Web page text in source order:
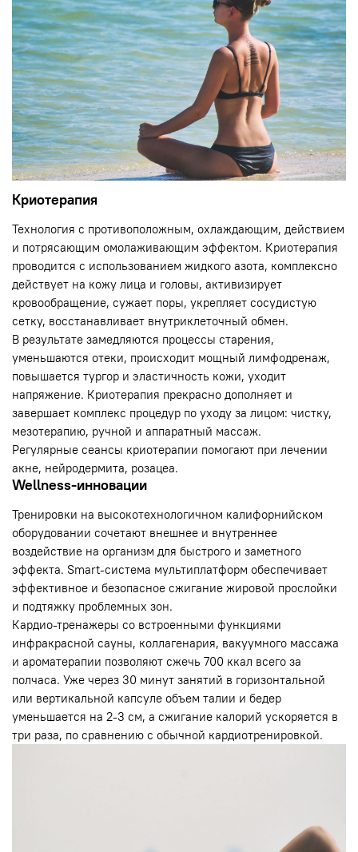
Криотерапия
Технология с противоположным, охлаждающим, действием
и потрясающим омолаживающим эффектом. Криотерапия
проводится с использованием жидкого азота, комплексно
действует на кожу лица и головы, активизирует
кровообращение, сужает поры, укрепляет сосудистую
сетку, восстанавливает внутриклеточный обмен.
В результате замедляются процессы старения,
уменьшаются отеки, происходит мощный лимфодренаж,
повышается тургор и эластичность кожи, уходит
напряжение. Криотерапия прекрасно дополняет и
завершает комплекс процедур по уходу за лицом: чистку,
мезотерапию, ручной и аппаратный массаж.
Регулярные сеансы криотерапии помогают при лечении
акне, нейродермита, розацеа.
Wellness-инновации
Тренировки на высокотехнологичном калифорнийском
оборудовании сочетают внешнее и внутреннее
воздействие на организм для быстрого и заметного
эффекта. Smart-система мультиплатформ обеспечивает
эффективное и безопасное сжигание жировой прослойки
и подтяжку проблемных зон.
Кардио-тренажеры со встроенными функциями
инфракрасной сауны, коллагенария, вакуумного массажа
и ароматерапии позволяют сжечь 700 ккал всего за
полчаса. Уже через 30 минут занятий в горизонтальной
или вертикальной капсуле объем талии и бедер
уменьшается на 2-3 см, а сжигание калорий ускоряется в
три раза, по сравнению с обычной кардиотренировкой.